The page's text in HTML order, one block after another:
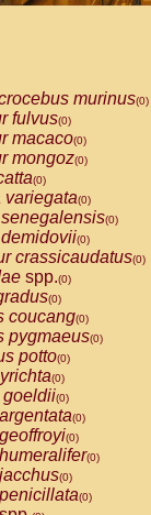
murinus(0)
fulvus(0)
macaco(0)
mongoz(0)
(0)
variegata(0)
(0)
(0)
crassicaudatus(0)
spp.(0)
(0)
coucang(0)
pygmaeus(0)
potto(0)
(0)
goeldii(0)
(0)
(0)
(0)
(0)
(0)